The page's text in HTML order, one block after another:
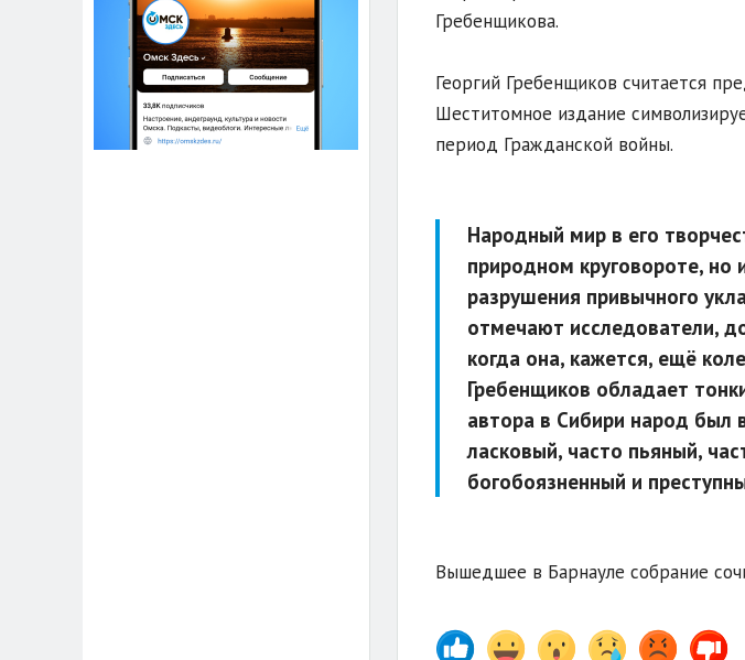
Гребенщикова.
Георгий Гребенщиков считается
Шеститомное издание
период Гражданской войны.
Народный мир в его
природном круговороте, но
разрушения привычного
отмечают исследователи,
когда она, кажется, ещё
Гребенщиков обладает
автора в Сибири народ был
ласковый, часто пьяный,
богобоязненный и
Вышедшее в Барнауле собрание